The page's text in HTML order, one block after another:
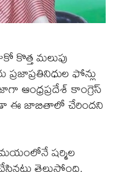
కొత్త మలుపు
ప్రజాప్రతినిధుల ఫోన్లు
కాంగ్రెస్
ఈ జాబితాలో చేరిందని
షర్మిల